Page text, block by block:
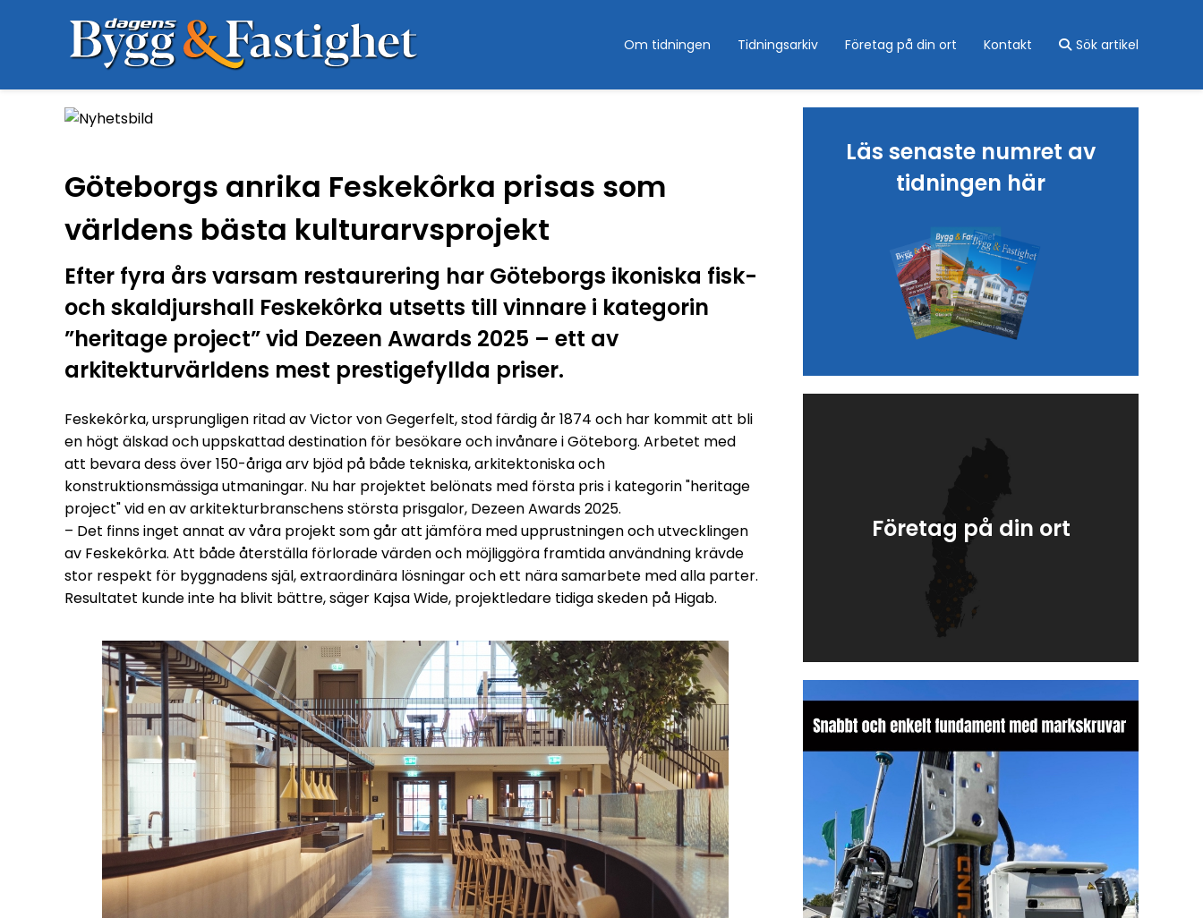
Om tidningen Tidningsarkiv Företag på din ort Kontakt Sök artikel
Göteborgs anrika Feskekôrka prisas som
världens bästa kulturarvsprojekt
Efter fyra års varsam restaurering har Göteborgs ikoniska fisk-
och skaldjurshall Feskekôrka utsetts till vinnare i kategorin
”heritage project” vid Dezeen Awards 2025 – ett av
arkitekturvärldens mest prestigefyllda priser.
Feskekôrka, ursprungligen ritad av Victor von Gegerfelt, stod färdig år 1874 och har kommit att bli
en högt älskad och uppskattad destination för besökare och invånare i Göteborg. Arbetet med
att bevara dess över 150-åriga arv bjöd på både tekniska, arkitektoniska och
konstruktionsmässiga utmaningar. Nu har projektet belönats med första pris i kategorin "heritage
project" vid en av arkitekturbranschens största prisgalor, Dezeen Awards 2025.
– Det finns inget annat av våra projekt som går att jämföra med upprustningen och utvecklingen
av Feskekôrka. Att både återställa förlorade värden och möjliggöra framtida användning krävde
stor respekt för byggnadens själ, extraordinära lösningar och ett nära samarbete med alla parter.
Resultatet kunde inte ha blivit bättre, säger Kajsa Wide, projektledare tidiga skeden på Higab.
Läs senaste numret av
tidningen här
Företag på din ort